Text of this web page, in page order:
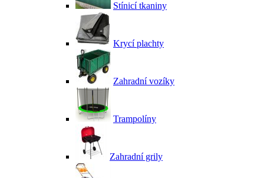
Stínicí tkaniny
Krycí plachty
Zahradní vozíky
Trampolíny
Zahradní grily